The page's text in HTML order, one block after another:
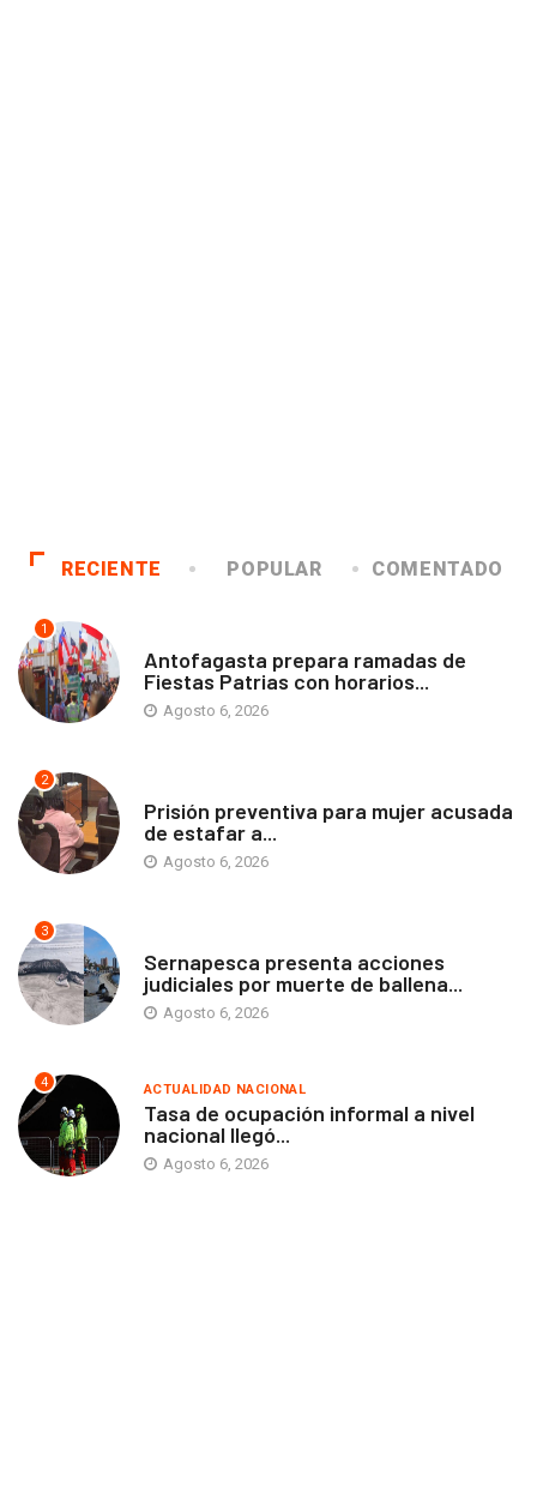
RECIENTE POPULAR COMENTADO
1
Antofagasta prepara ramadas de
Fiestas Patrias con horarios...
Agosto 6, 2026
2
Prisión preventiva para mujer acusada
de estafar a...
Agosto 6, 2026
3
Sernapesca presenta acciones
judiciales por muerte de ballena...
Agosto 6, 2026
4 ACTUALIDAD NACIONAL
Tasa de ocupación informal a nivel
nacional llegó...
Agosto 6, 2026